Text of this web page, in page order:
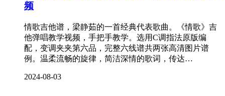
频
情歌吉他谱，梁静茹的一首经典代表歌曲。《情歌》吉
他弹唱教学视频，手把手教学。选用C调指法原版编
配，变调夹夹第六品，完整六线谱共两张高清图片谱
例。温柔流畅的旋律，简洁深情的歌词，传达…
2024-08-03